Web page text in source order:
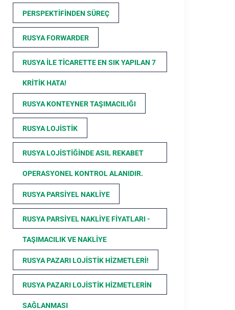
PERSPEKTIFINDEN SÜREÇ
RUSYA FORWARDER
RUSYA ILE TICARETTE EN SIK YAPILAN 7
KRITIK HATA!
RUSYA KONTEYNER TAŞIMACILIĞI
RUSYA LOJISTIK
RUSYA LOJISTIĞINDE ASIL REKABET
OPERASYONEL KONTROL ALANIDIR.
RUSYA PARSIYEL NAKLIYE
RUSYA PARSIYEL NAKLIYE FIYATLARI -
TAŞIMACILIK VE NAKLIYE
RUSYA PAZARI LOJISTIK HIZMETLERI!
RUSYA PAZARI LOJISTIK HIZMETLERIN
SAĞLANMASI